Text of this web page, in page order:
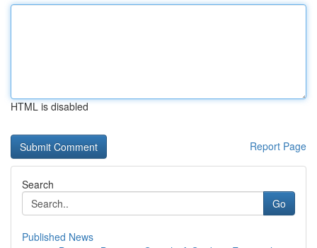
HTML is disabled
Report Page
Search
Go
Published News